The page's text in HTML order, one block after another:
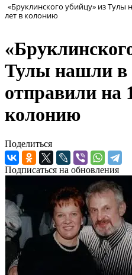
«Бруклинского убийцу» из
лет в колонию
Тулы нашли
отправили на
колонию
Поделиться
Подписаться на обновления